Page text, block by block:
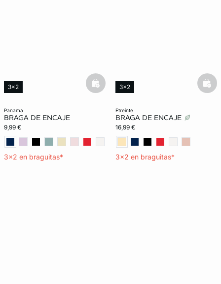
panama
BRAGA DE ENCAJE
9,99 €
3x2 en braguitas*
3x2 basketfull
etreinte
BRAGA DE ENCAJE
16,99 €
3x2 en braguitas*
3x2